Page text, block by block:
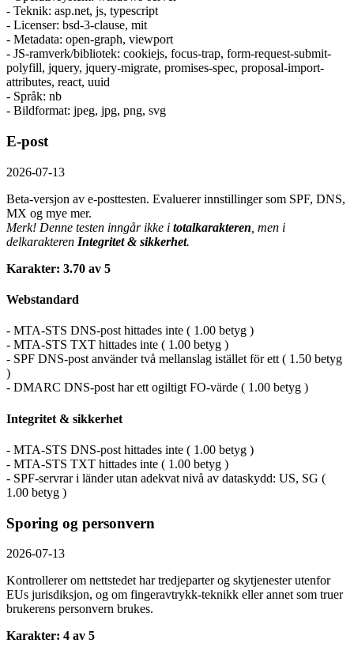
- Teknik: asp.net, js, typescript
- Licenser: bsd-3-clause, mit
- Metadata: open-graph, viewport
- JS-ramverk/bibliotek: cookiejs, focus-trap, form-request-submit-
polyfill, jquery, jquery-migrate, promises-spec, proposal-import-
attributes, react, uuid
- Språk: nb
- Bildformat: jpeg, jpg, png, svg
E-post
2026-07-13
Beta-versjon av e-posttesten. Evaluerer innstillinger som SPF, DNS,
MX og mye mer.
Merk! Denne testen inngår ikke i totalkarakteren , men i
delkarakteren Integritet & sikkerhet.
Karakter: 3.70 av 5
Webstandard
- MTA-STS DNS-post hittades inte ( 1.00 betyg )
- MTA-STS TXT hittades inte ( 1.00 betyg )
- SPF DNS-post använder två mellanslag istället för ett ( 1.50 betyg
)
- DMARC DNS-post har ett ogiltigt FO-värde ( 1.00 betyg )
Integritet & sikkerhet
- MTA-STS DNS-post hittades inte ( 1.00 betyg )
- MTA-STS TXT hittades inte ( 1.00 betyg )
- SPF-servrar i länder utan adekvat nivå av dataskydd: US, SG (
1.00 betyg )
Sporing og personvern
2026-07-13
Kontrollerer om nettstedet har tredjeparter og skytjenester utenfor
EUs jurisdiksjon, og om fingeravtrykk-teknikk eller annet som truer
brukerens personvern brukes.
Karakter: 4 av 5